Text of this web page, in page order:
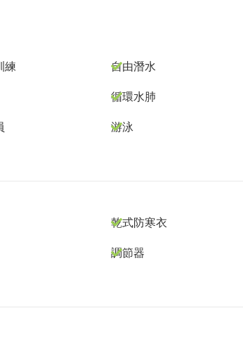
練 自由潛水
循環水肺
游泳
乾式防寒衣
調節器